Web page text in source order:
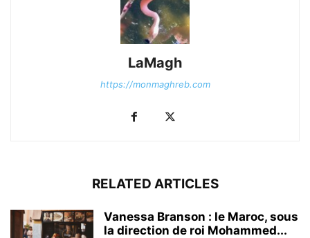
LaMagh
https://monmaghreb.com
RELATED ARTICLES
Vanessa Branson : le Maroc, sous
la direction de roi Mohammed...